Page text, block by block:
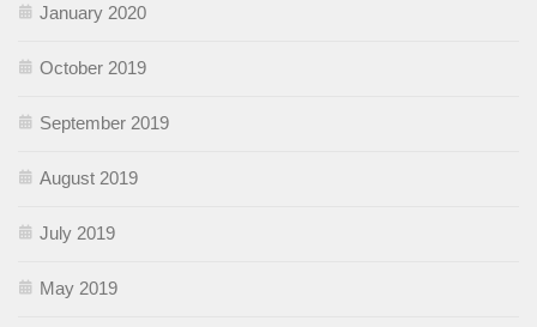
January 2020
October 2019
September 2019
August 2019
July 2019
May 2019